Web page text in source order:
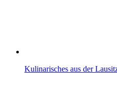
Kulinarisches aus der